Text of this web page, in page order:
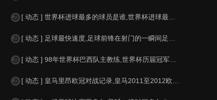
[ 动态 ] 世界杯进球最多的球员是谁,世界杯进球最多的球员是谁？
[ 动态 ] 足球最快速度,足球前锋在射门的一瞬间足球的速度有多快？？
[ 动态 ] 98年世界杯巴西队主教练,世界杯历届冠军球队教练
[ 动态 ] 皇马里昂欧冠对战记录,皇马2011至2012欧冠赛程&nbs